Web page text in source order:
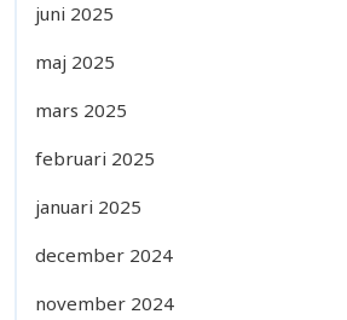
juni 2025
maj 2025
mars 2025
februari 2025
januari 2025
december 2024
november 2024